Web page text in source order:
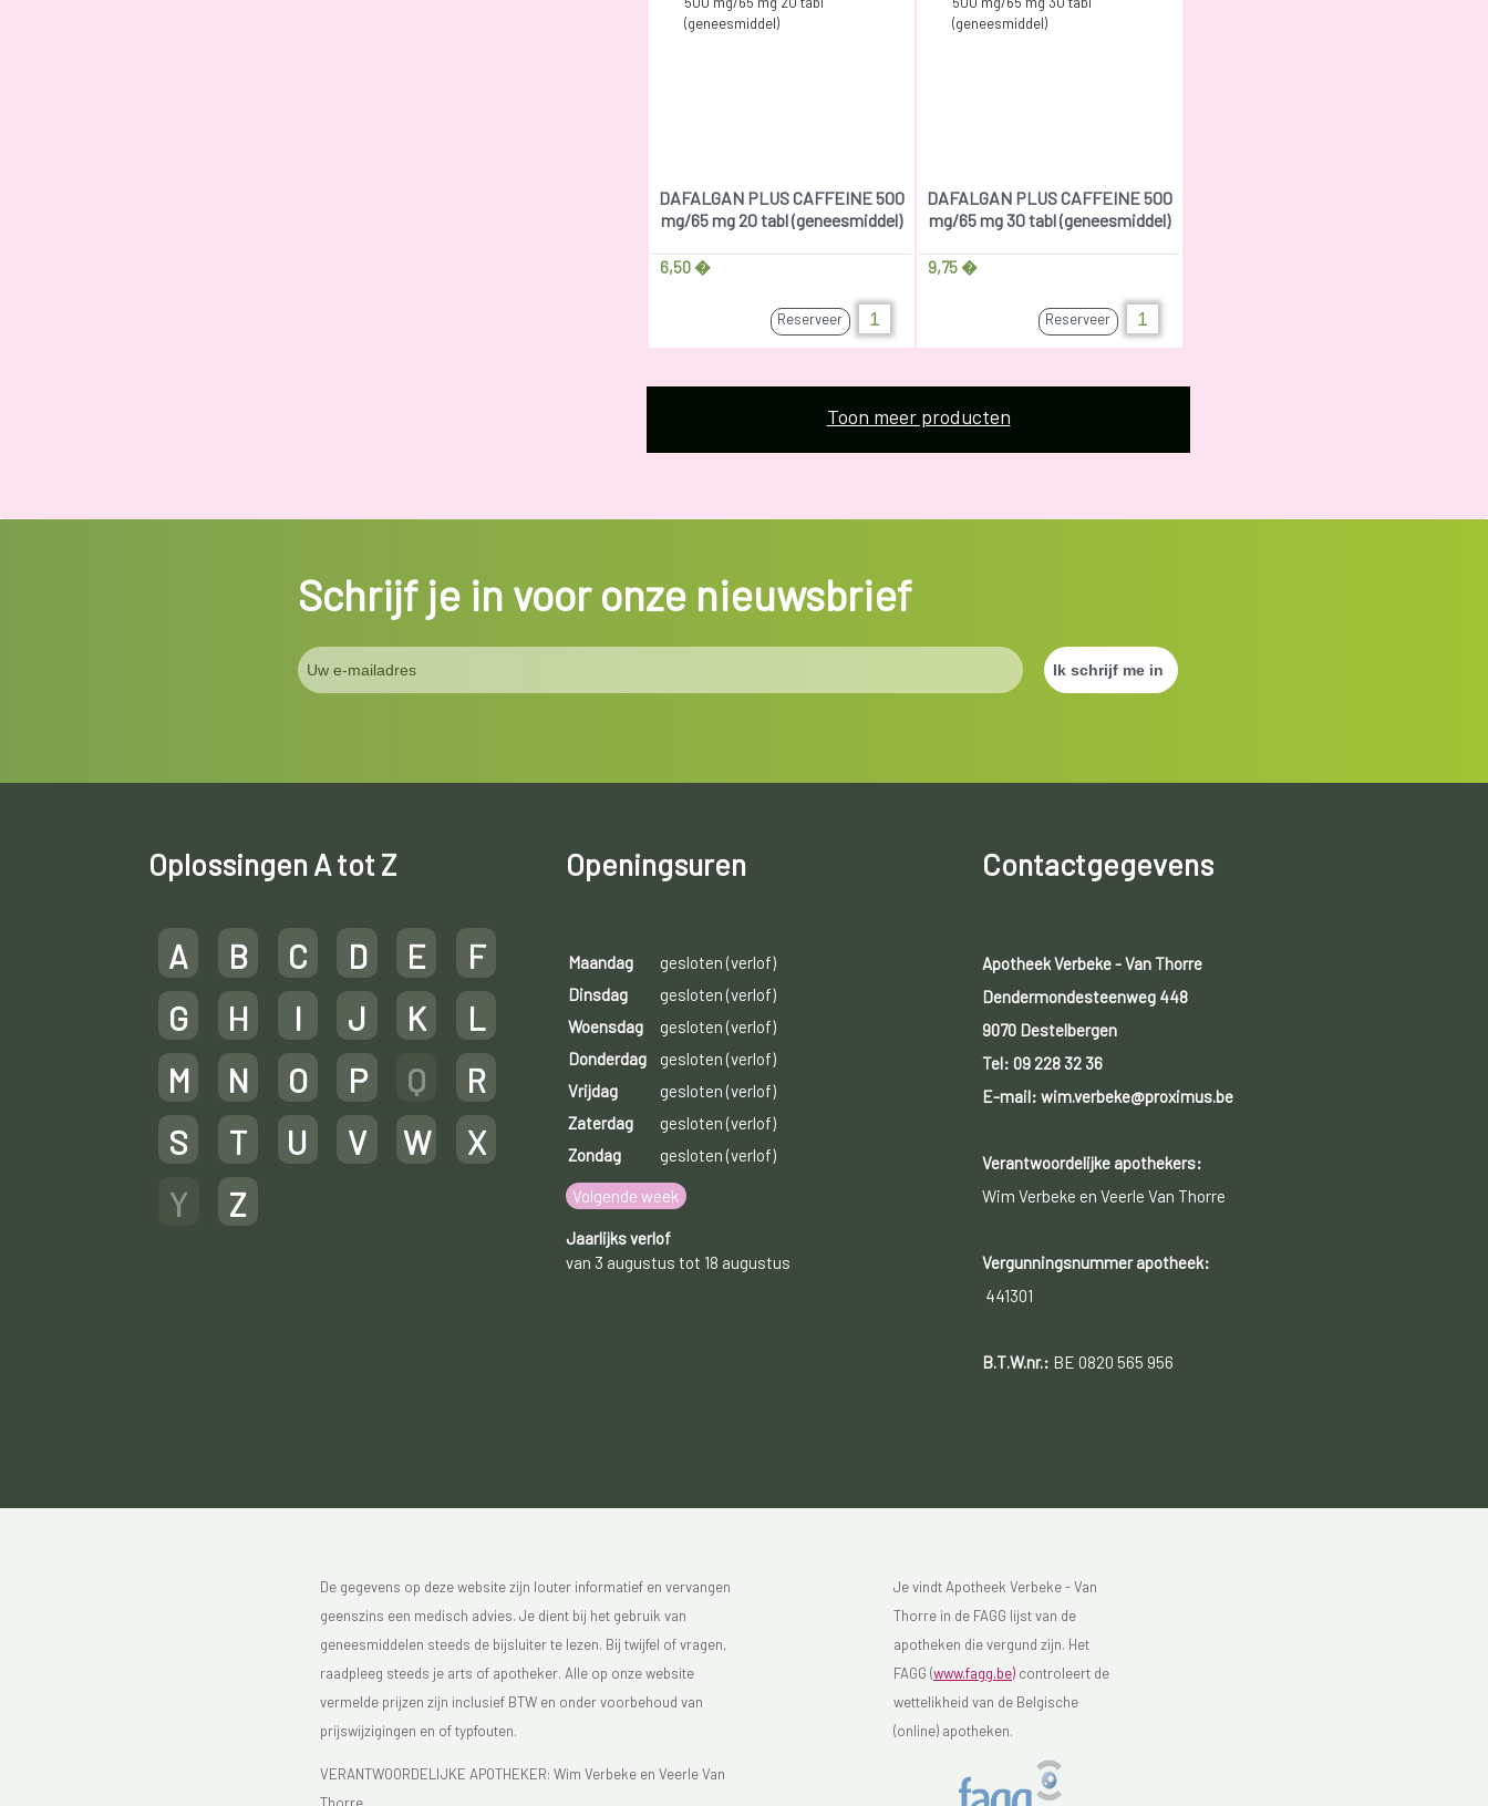
DAFALGAN PLUS CAFFEINE 500
mg/65 mg 20 tabl (geneesmiddel)
6,50 �
Reserveer
DAFALGAN PLUS CAFFEINE 500
mg/65 mg 30 tabl (geneesmiddel)
9,75 �
Reserveer
Toon meer producten
Schrijf je in voor onze nieuwsbrief
Oplossingen A tot Z
A B C D E
F
G
H I J K
L
M
N O P Q
R
S
T U V W
X
Y
Z
Openingsuren
Maandag
gesloten (verlof)
Dinsdag
gesloten (verlof)
Woensdag
gesloten (verlof)
Donderdag
gesloten (verlof)
Vrijdag
gesloten (verlof)
Zaterdag
gesloten (verlof)
Zondag
gesloten (verlof)
Volgende week
Jaarlijks verlof
van 3 augustus tot 18 augustus
Contactgegevens
Apotheek Verbeke - Van Thorre
Dendermondesteenweg 448
9070 Destelbergen
Tel: 09 228 32 36
E-mail: wim.verbeke@proximus.be
Verantwoordelijke apothekers:
Wim Verbeke en Veerle Van Thorre
Vergunningsnummer apotheek:
441301
B.T.W.nr.: BE 0820 565 956
De gegevens op deze website zijn louter informatief en vervangen
geenszins een medisch advies. Je dient bij het gebruik van
geneesmiddelen steeds de bijsluiter te lezen. Bij twijfel of vragen,
raadpleeg steeds je arts of apotheker. Alle op onze website
vermelde prijzen zijn inclusief BTW en onder voorbehoud van
prijswijzigingen en of typfouten.
VERANTWOORDELIJKE APOTHEKER: Wim Verbeke en Veerle Van
Je vindt Apotheek Verbeke - Van
Thorre in de FAGG lijst van de
apotheken die vergund zijn. Het
FAGG (www.fagg.be)controleert de
wettelikheid van de Belgische
(online) apotheken.